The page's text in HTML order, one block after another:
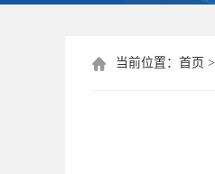
 当前位置： 首页 >